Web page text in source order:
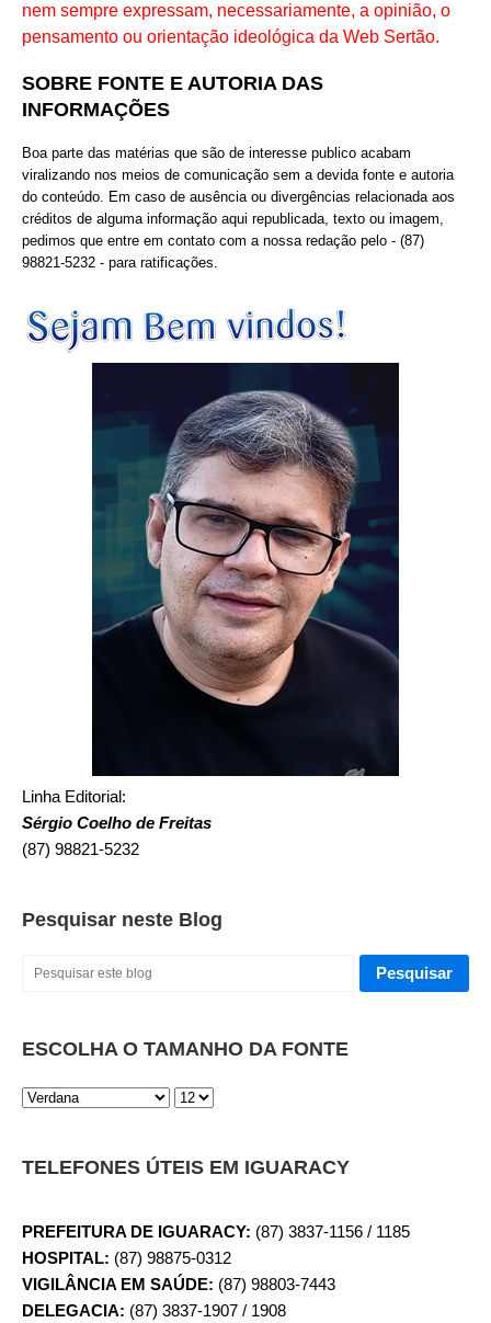
nem sempre expressam, necessariamente, a opinião, o
pensamento ou orientação ideológica da Web Sertão.
SOBRE FONTE E AUTORIA DAS
INFORMAÇÕES
Boa parte das matérias que são de interesse publico acabam
viralizando nos meios de comunicação sem a devida fonte e autoria
do conteúdo. Em caso de ausência ou divergências relacionada aos
créditos de alguma informação aqui republicada, texto ou imagem,
pedimos que entre em contato com a nossa redação pelo - (87)
98821-5232 - para ratificações.
Linha Editorial:
Sérgio Coelho de Freitas
(87) 98821-5232
Pesquisar neste Blog
ESCOLHA O TAMANHO DA FONTE
TELEFONES ÚTEIS EM IGUARACY
PREFEITURA DE IGUARACY: (87) 3837-1156 / 1185
HOSPITAL: (87) 98875-0312
VIGILÂNCIA EM SAÚDE: (87) 98803-7443
DELEGACIA: (87) 3837-1907 / 1908